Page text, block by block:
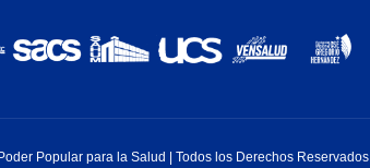
Popular para la Salud | Todos los Derechos Reservados